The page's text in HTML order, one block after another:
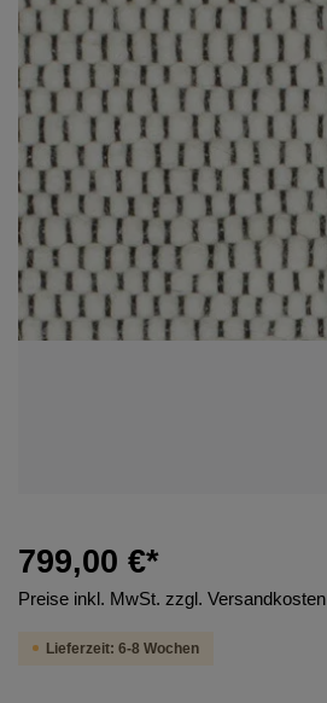
799,00 €*
Preise inkl. MwSt. zzgl. Versandkosten
Lieferzeit: 6-8 Wochen